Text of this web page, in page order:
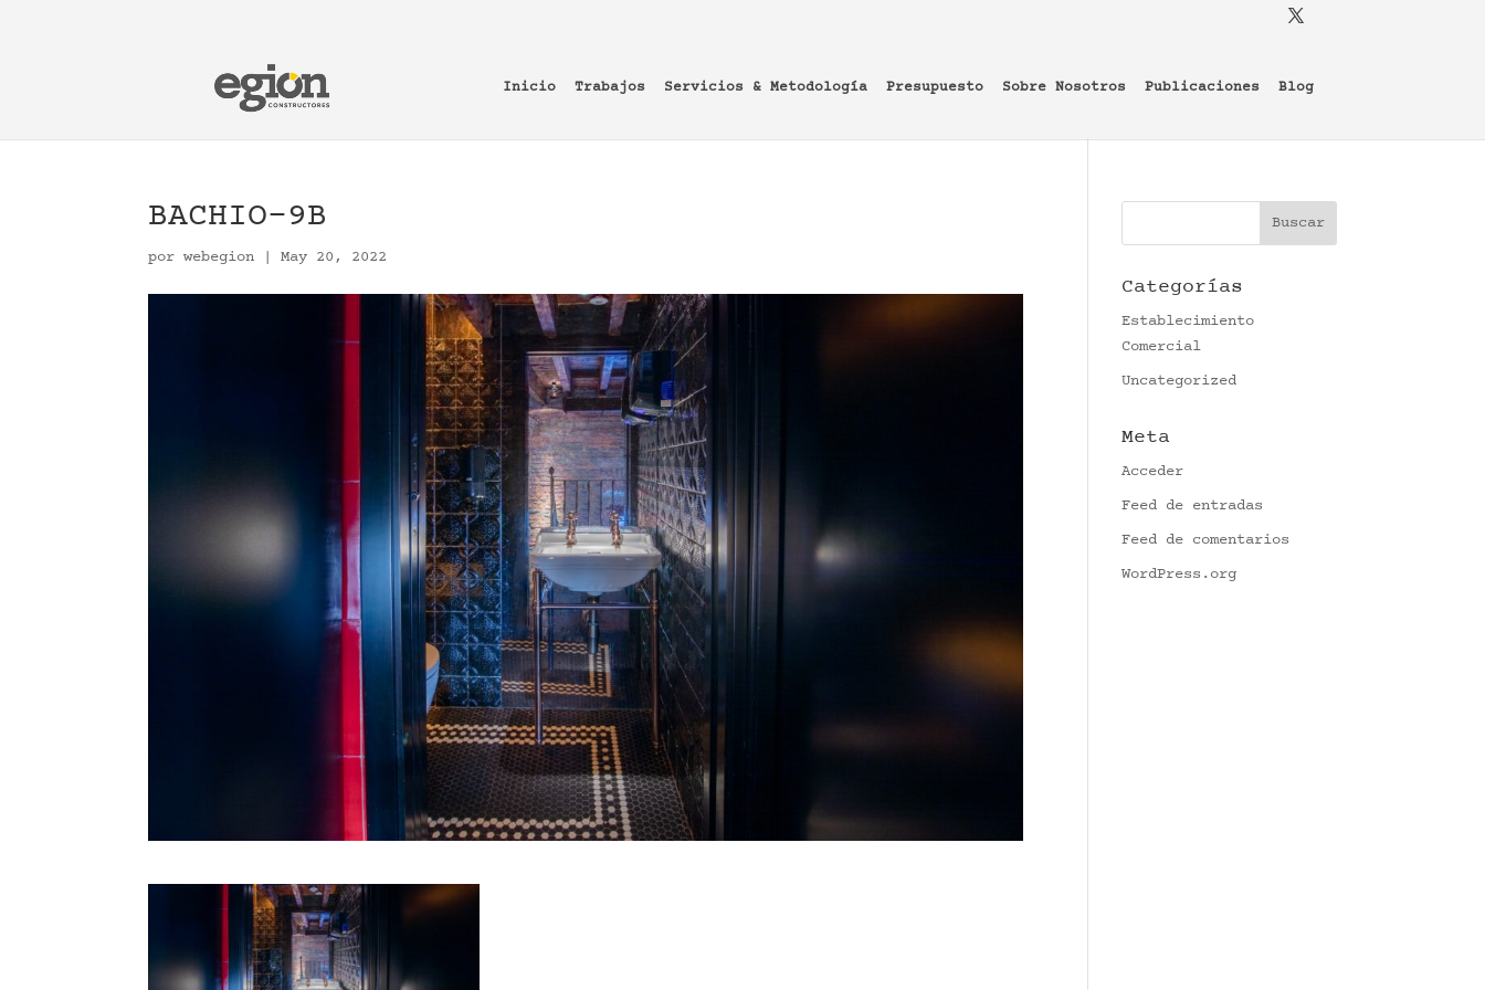
Inicio Trabajos Servicios & Metodología Presupuesto Sobre Nosotros Publicaciones Blog
BACHIO-9B
porwebegion |May 20, 2022
Categorías
Establecimiento
Comercial
Uncategorized
Meta
Acceder
Feed de entradas
Feed de comentarios
WordPress.org